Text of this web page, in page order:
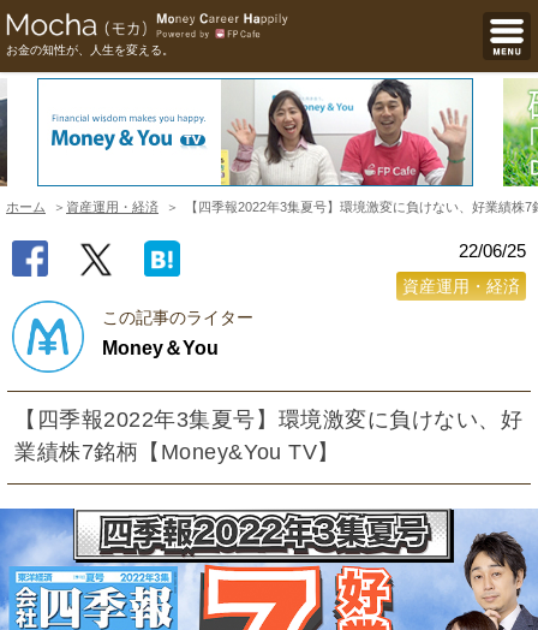
お金の知性が、人生を変える。
ホーム 資産運用・経済 【四季報2022年3集夏号】環境激変に負けない、好業績株7
22/06/25
資産運用・経済
この記事のライター
Money＆You
【四季報2022年3集夏号】環境激変に負けない、好
業績株7銘柄【Money&You TV】